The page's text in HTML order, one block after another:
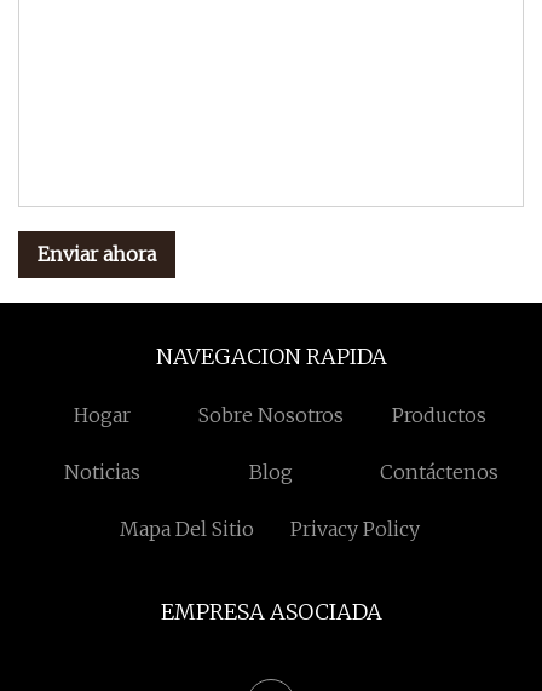
Enviar ahora
NAVEGACION RAPIDA
Hogar Sobre Nosotros Productos
Noticias Blog Contáctenos
Mapa Del Sitio Privacy Policy
EMPRESA ASOCIADA